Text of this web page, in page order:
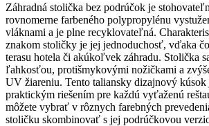
Záhradná stolička bez podrúčok je
rovnomerne farbeného polypropylénu
vláknami a je plne recyklovateľná.
znakom stoličky je jej jednoduchosť, vďaka
terasu hotela či akúkoľvek záhradu. Stolička
ľahkosťou, protišmykovými nožičkami a
UV žiareniu. Tento taliansky dizajnový kúsok
praktickým riešením pre každú vyťaženú
môžete vybrať v rôznych farebných
stoličku skombinovať s jej podrúčkovou